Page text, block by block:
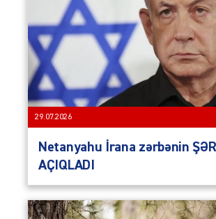
29.07.2026
Netanyahu İrana zərbənin
AÇIQLADI